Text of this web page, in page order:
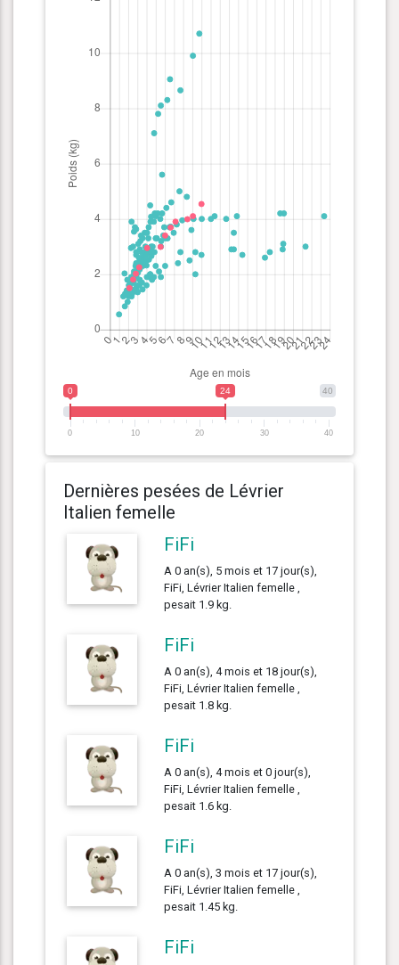
40
0 24
0 10 20 30 40
Dernières pesées de Lévrier
Italien femelle
FiFi
A 0 an(s), 5 mois et 17 jour(s),
FiFi, Lévrier Italien femelle ,
pesait 1.9 kg.
FiFi
A 0 an(s), 4 mois et 18 jour(s),
FiFi, Lévrier Italien femelle ,
pesait 1.8 kg.
FiFi
A 0 an(s), 4 mois et 0 jour(s),
FiFi, Lévrier Italien femelle ,
pesait 1.6 kg.
FiFi
A 0 an(s), 3 mois et 17 jour(s),
FiFi, Lévrier Italien femelle ,
pesait 1.45 kg.
FiFi